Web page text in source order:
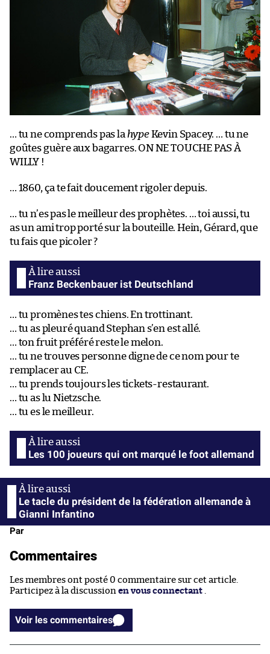
… tu ne comprends pas la hypeKevin Spacey. … tu ne
goûtes guère aux bagarres. ON NE TOUCHE PAS À
WILLY !
… 1860, ça te fait doucement rigoler depuis.
… tu n’es pas le meilleur des prophètes. … toi aussi, tu
as un ami trop porté sur la bouteille. Hein, Gérard, que
tu fais que picoler ?
Franz Beckenbauer ist Deutschland
… tu promènes tes chiens. En trottinant.
… tu as pleuré quand Stephan s’en est allé.
… ton fruit préféré reste le melon.
… tu ne trouves personne digne de ce nom pour te
remplacer au CE.
… tu prends toujours les tickets-restaurant.
… tu as lu Nietzsche.
… tu es le meilleur.
Les 100 joueurs qui ont marqué le foot allemand
Le tacle du président de la fédération allemande à
Gianni Infantino
Par
Commentaires
Les membres ont posté 0 commentaire sur cet article.
Participez à la discussion en vous connectant
Voir les commentaires